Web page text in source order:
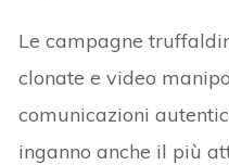
Le campagne
clonate e video
comunicazioni
inganno anche il più